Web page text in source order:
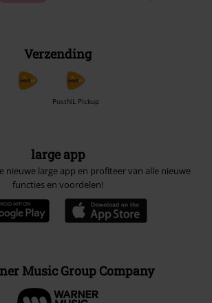
Verzending
PostNL Pickup
large app
nieuwe large app en profiteer van alle nieuwe
functies en voordelen!
Music Group Company